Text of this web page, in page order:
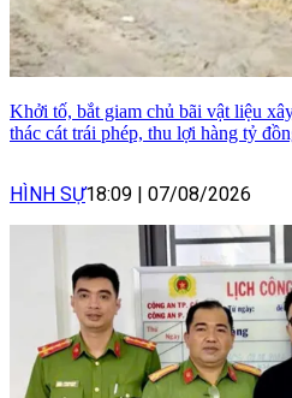
Khởi tố, bắt giam chủ bãi vật liệu
thác cát trái phép, thu lợi hàng tỷ
HÌNH SỰ18:09 | 07/08/2026